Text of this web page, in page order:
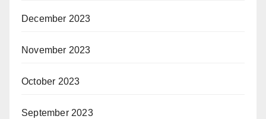
December 2023
November 2023
October 2023
September 2023